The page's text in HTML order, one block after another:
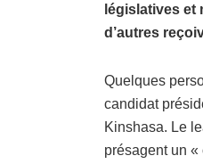
législatives
d’autres
Quelques
candidat
Kinshasa. Le
présagent un